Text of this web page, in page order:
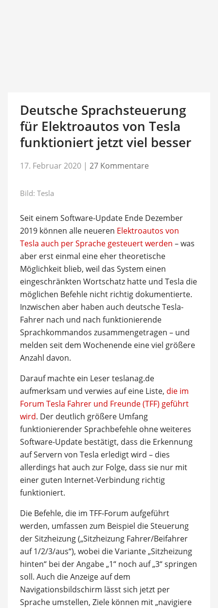
Deutsche Sprachsteuerung
für Elektroautos von Tesla
funktioniert jetzt viel besser
17. Februar 2020 | 27 Kommentare
Bild: Tesla
Seit einem Software-Update Ende Dezember
2019 können alle neueren Elektroautos von
Tesla auch per Sprache gesteuert werden – was
aber erst einmal eine eher theoretische
Möglichkeit blieb, weil das System einen
eingeschränkten Wortschatz hatte und Tesla die
möglichen Befehle nicht richtig dokumentierte.
Inzwischen aber haben auch deutsche Tesla-
Fahrer nach und nach funktionierende
Sprachkommandos zusammengetragen – und
melden seit dem Wochenende eine viel größere
Anzahl davon.
Darauf machte ein Leser teslanag.de
aufmerksam und verwies auf eine Liste, die im
Forum Tesla Fahrer und Freunde (TFF) geführt
wird. Der deutlich größere Umfang
funktionierender Sprachbefehle ohne weiteres
Software-Update bestätigt, dass die Erkennung
auf Servern von Tesla erledigt wird – dies
allerdings hat auch zur Folge, dass sie nur mit
einer guten Internet-Verbindung richtig
funktioniert.
Die Befehle, die im TFF-Forum aufgeführt
werden, umfassen zum Beispiel die Steuerung
der Sitzheizung („Sitzheizung Fahrer/Beifahrer
auf 1/2/3/aus“), wobei die Variante „Sitzheizung
hinten“ bei der Angabe „1“ noch auf „3“ springen
soll. Auch die Anzeige auf dem
Navigationsbildschirm lässt sich jetzt per
Sprache umstellen, Ziele können mit „navigiere